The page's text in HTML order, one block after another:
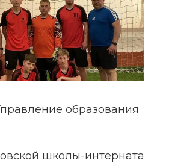
образования
школы-интерната